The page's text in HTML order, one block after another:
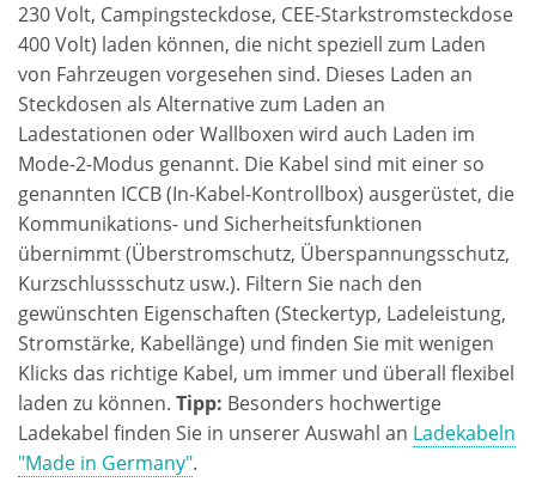
230 Volt, Campingsteckdose, CEE-Starkstromsteckdose
400 Volt) laden können, die nicht speziell zum Laden
von Fahrzeugen vorgesehen sind. Dieses Laden an
Steckdosen als Alternative zum Laden an
Ladestationen oder Wallboxen wird auch Laden im
Mode-2-Modus genannt. Die Kabel sind mit einer so
genannten ICCB (In-Kabel-Kontrollbox) ausgerüstet, die
Kommunikations- und Sicherheitsfunktionen
übernimmt (Überstromschutz, Überspannungsschutz,
Kurzschlussschutz usw.). Filtern Sie nach den
gewünschten Eigenschaften (Steckertyp, Ladeleistung,
Stromstärke, Kabellänge) und finden Sie mit wenigen
Klicks das richtige Kabel, um immer und überall flexibel
laden zu können. Tipp: Besonders hochwertige
Ladekabel finden Sie in unserer Auswahl an Ladekabeln
"Made in Germany".